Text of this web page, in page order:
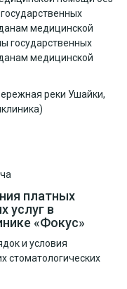
медицинской
государственных
медицинской
реки Ушайки,
платных
услуг в
«Фокус»
и условия
стоматологических